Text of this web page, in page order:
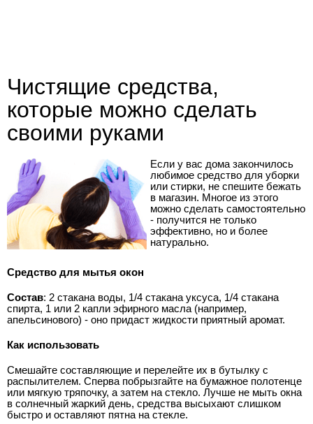
Чистящие средства,
которые можно сделать
своими руками
Если у вас дома закончилось
любимое средство для уборки
или стирки, не спешите бежать
в магазин. Многое из этого
можно сделать самостоятельно
- получится не только
эффективно, но и более
натурально.
Средство для мытья окон
Состав: 2 стакана воды, 1/4 стакана уксуса, 1/4 стакана
спирта, 1 или 2 капли эфирного масла (например,
апельсинового) - оно придаст жидкости приятный аромат.
Как использовать
Смешайте составляющие и перелейте их в бутылку с
распылителем. Сперва побрызгайте на бумажное полотенце
или мягкую тряпочку, а затем на стекло. Лучше не мыть окна
в солнечный жаркий день, средства высыхают слишком
быстро и оставляют пятна на стекле.